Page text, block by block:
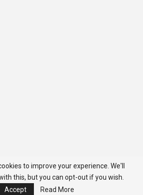
to improve your experience. We'll
this, but you can opt-out if you wish.
Accept
Read More